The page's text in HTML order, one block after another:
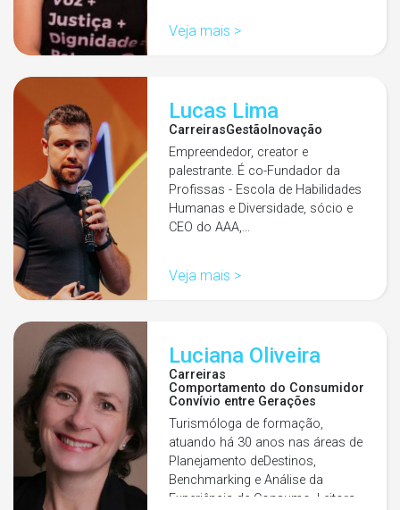
Veja mais >
Lucas Lima
CarreirasGestão Inovação
Empreendedor, creator e
palestrante. É co-Fundador da
Profissas - Escola de Habilidades
Humanas e Diversidade, sócio e
CEO do AAA,…
Veja mais >
Luciana Oliveira
Carreiras
Comportamento do Consumidor
Convívio entre Gerações
Turismóloga de formação,
atuando há 30 anos nas áreas de
Planejamento deDestinos,
Benchmarking e Análise da
Experiência de Consumo. Leitora…